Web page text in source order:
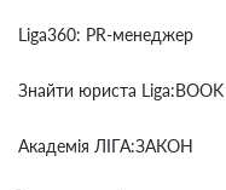
Liga360: PR-менеджер
Знайти юриста Liga:BOOK
Академія ЛІГА:ЗАКОН